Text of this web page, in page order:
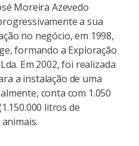
Moreira Azevedo
a sua
no negócio, em 1998,
formando a Exploração
Em 2002, foi realizada
a instalação de uma
conta com 1.050
litros de